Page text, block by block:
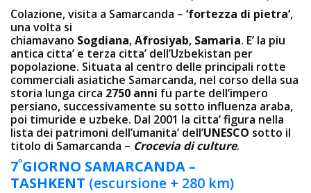
Colazione, visita a Samarcanda – ‘fortezza di pietra’,
una volta si
chiamavano Sogdiana,Afrosiyab, Samaria. E’ la piu
antica citta’ e terza citta’ dell’Uzbekistan per
popolazione. Situata al centro delle principali rotte
commerciali asiatiche Samarcanda, nel corso della sua
storia lunga circa 2750 anni fu parte dell’impero
persiano, successivamente su sotto influenza araba,
poi timuride e uzbeke. Dal 2001 la citta’ figura nella
lista dei patrimoni dell’umanita’ dell’UNESCO sotto il
titolo di Samarcanda – Crocevia di culture.
7ºGIORNO SAMARCANDA –
TASHKENT (escursione + 280 km)